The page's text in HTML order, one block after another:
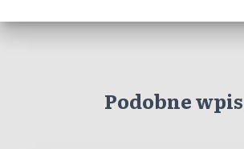
Podobne